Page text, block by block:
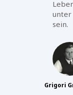
unter
sein.
Grigori